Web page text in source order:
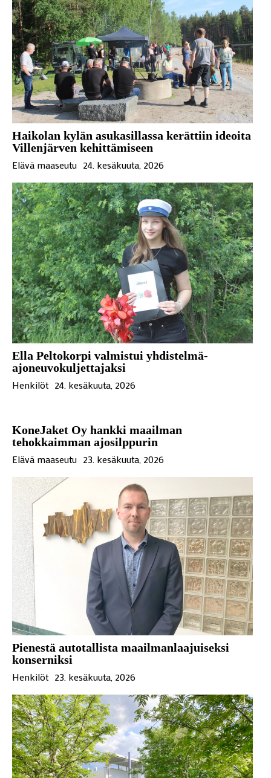
Haikolan kylän asukasillassa kerättiin ideoita
Villenjärven kehittämiseen
Elävä maaseutu 24. kesäkuuta, 2026
Ella Peltokorpi valmistui yhdistelmä-
ajoneuvokuljettajaksi
Henkilöt 24. kesäkuuta, 2026
KoneJaket Oy hankki maailman
tehokkaimman ajosilppurin
Elävä maaseutu 23. kesäkuuta, 2026
Pienestä autotallista maailmanlaajuiseksi
konserniksi
Henkilöt 23. kesäkuuta, 2026